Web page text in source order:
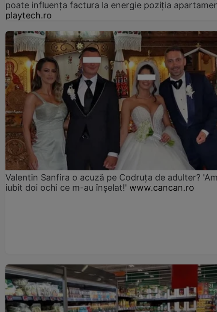
poate influența factura la energie poziția
playtech.ro
Valentin Sanfira o acuză pe Codruța de adulter?
iubit doi ochi ce m-au înșelat!' www.cancan.ro